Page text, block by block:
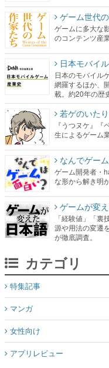
日本モバイル
日本のモバイル
網羅するほか、
若ゲのいた
『うつヌケ』『
生によるゲーム
なんでゲー
ゲーム開発者・
な形から解き明
ゲームが変
「経験値」「裏
源や用法の変遷
カテゴリ
マンガ
女性向け
アプリレビュー
その他
電ファミニコゲーマーとは？